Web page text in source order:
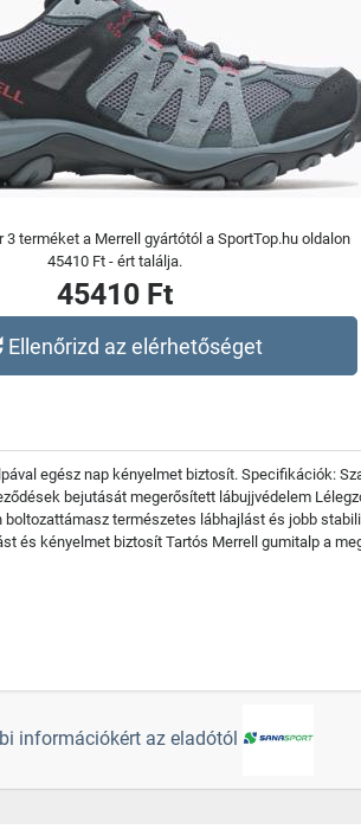
3 terméket a Merrell gyártótól a SportTop.hu oldalon
45410 Ft - ért találja.
45410 Ft
Ellenőrizd az elérhetőséget
egész nap kényelmet biztosít. Specifikációk:
bejutását megerősített lábujjvédelem
természetes lábhajlást és jobb
és kényelmet biztosít Tartós Merrell gumitalp a
információkért az eladótól